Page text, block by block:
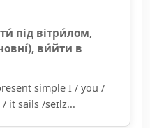
під вітри́лом,
ви́йти в
simple I / you /
it sails /seɪlz...